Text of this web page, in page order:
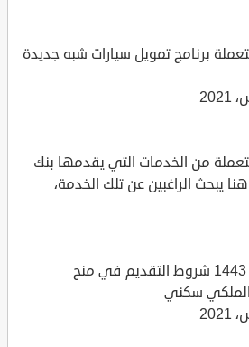
برنامج تمويل سيارات شبه جديدة
من الخدمات التي يقدمها بنك
يبحث الراغبين عن تلك الخدمة،
منحة الأراضي المجانية 1443 شروط التقديم في منح
الملكي سكني